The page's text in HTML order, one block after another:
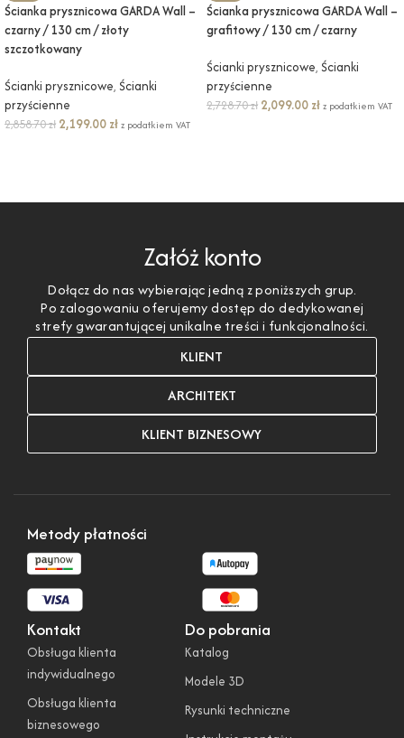
Ścianka prysznicowa GARDA Wall –
czarny / 130 cm / złoty
szczotkowany
Ścianki prysznicowe, Ścianki
przyścienne
2,858.70zł 2,199.00 złz podatkiem VAT
Ścianka prysznicowa GARDA Wall –
grafitowy / 130 cm / czarny
Ścianki prysznicowe, Ścianki
przyścienne
2,728.70zł 2,099.00 złz podatkiem VAT
Załóż konto
Dołącz do nas wybierając jedną z poniższych grup.
Po zalogowaniu oferujemy dostęp do dedykowanej
strefy gwarantującej unikalne treści i funkcjonalności.
KLIENT
ARCHITEKT
KLIENT BIZNESOWY
Kontakt
Obsługa klienta
indywidualnego
Obsługa klienta
biznesowego
Do pobrania
Katalog
Modele 3D
Rysunki techniczne
Metody płatności